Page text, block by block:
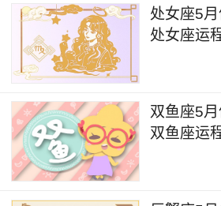
络投资、股票基金相关的项目
尤其是有关于稀有金属、地产
域会有更好的效益。
4月30日火星进入白羊座，
人的感情恋爱领域会带来一定
到两周的时间在感情当中可能
处女座5
处女座运
双鱼座5
双鱼座运